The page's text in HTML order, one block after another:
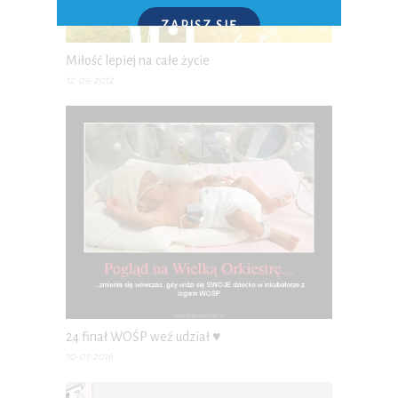
Miłość lepiej na całe życie
12-09-2012
24 finał WOŚP weź udział ♥
10-01-2016
ZAPISZ SIĘ
P.S. W każdej chwili możesz wypisać się z kursu.